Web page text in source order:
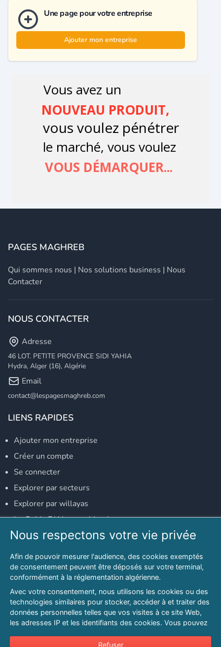
Une page pour votre entreprise
Ajouter mon entreprise
PAGES MAGHREB
Qui sommes nous | Nos solutions business | Nous
Contacter
NOUS CONTACTER
Adresse
46 LOT. PETITE PROVENCE SIDI YAHIA
Hydra, Alger (16), Algérie
Email
contact@lespagesmaghreb.com
LIENS RAPIDES
Ajouter mon entreprise
Créer un compte
Se connecter
Explorer par secteurs
Explorer par willayas
Le Guide D'Alger, guide-alger.com
NOS RÉSEAUX SOCIAUX
Notre page Facebook
Notre page LinkedIn
Notre page Instagram
Notre page Twitter
Nous respectons votre vie privée
Afin de pouvoir mesurer l'audience, des cookies exemptés
de consentement peuvent être déposés sur votre terminal,
conformément à la réglementation algérienne.
Avec votre consentement, nous utilisons les cookies ou des
technologies similaires pour stocker, accéder à et traiter des
données personnelles telles que vos visites à ce site Web,
les adresses IP et les identifiants des cookies. Vous pouvez
sur l'intérêt légitime à tout moment en cliquant sur « Refuser
Refuser